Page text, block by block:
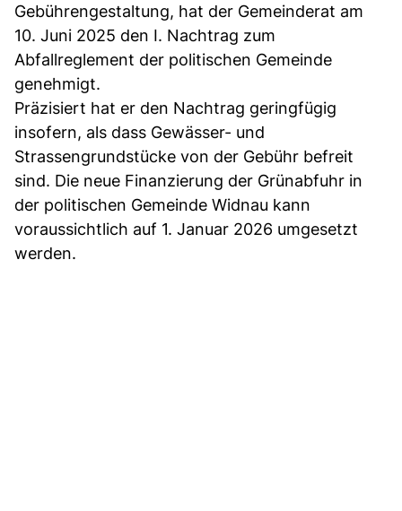
Gebührengestaltung, hat der Gemeinderat am
10. Juni 2025 den I. Nachtrag zum
Abfallreglement der politischen Gemeinde
genehmigt.
Präzisiert hat er den Nachtrag geringfügig
insofern, als dass Gewässer- und
Strassengrundstücke von der Gebühr befreit
sind. Die neue Finanzierung der Grünabfuhr in
der politischen Gemeinde Widnau kann
voraussichtlich auf 1. Januar 2026 umgesetzt
werden.